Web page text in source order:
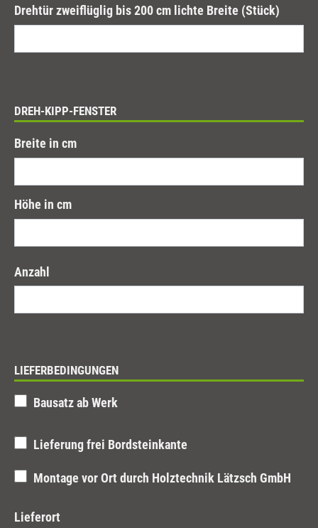
Drehtür zweiflüglig bis 200 cm lichte Breite (Stück)
DREH-KIPP-FENSTER
Breite in cm
Höhe in cm
Anzahl
LIEFERBEDINGUNGEN
Bausatz ab Werk
Lieferung frei Bordsteinkante
Montage vor Ort durch Holztechnik Lätzsch GmbH
Lieferort